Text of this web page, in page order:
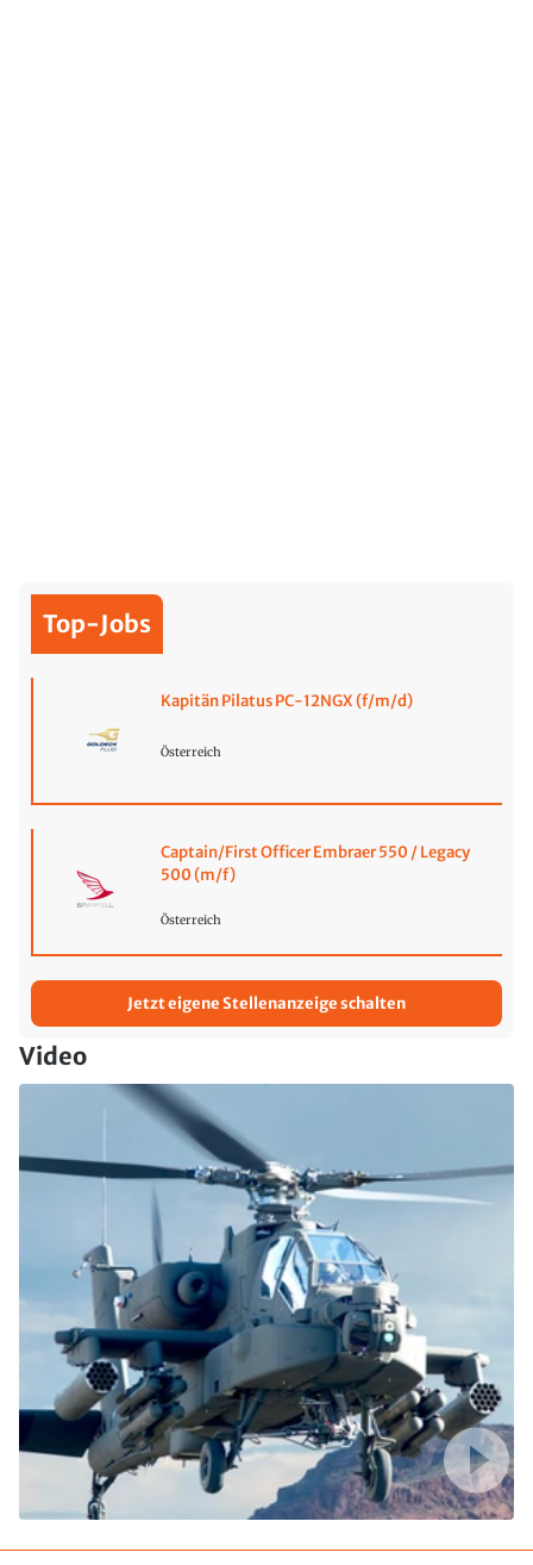
Top-Jobs
Kapitän Pilatus PC-12NGX (f/m/d)
Österreich
Captain/First Officer Embraer 550 / Legacy
500 (m/f)
Österreich
Jetzt eigene Stellenanzeige schalten
Video